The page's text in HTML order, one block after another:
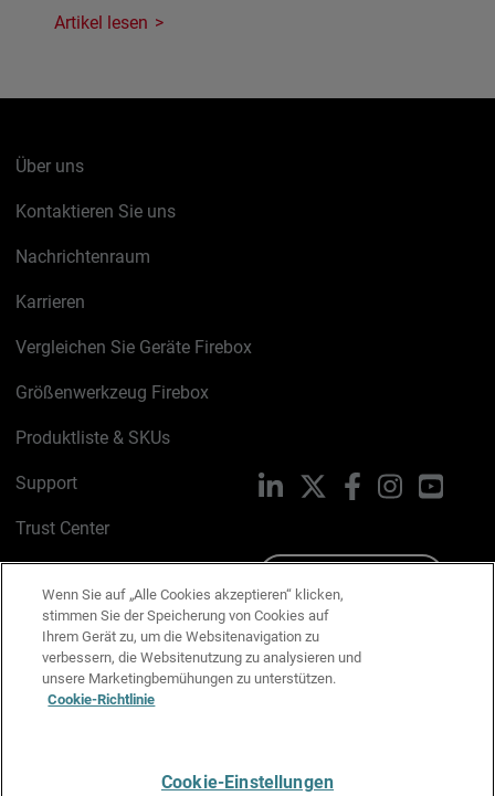
Artikel lesen
Über uns
Kontaktieren Sie uns
Nachrichtenraum
Karrieren
Vergleichen Sie Geräte Firebox
Größenwerkzeug Firebox
Produktliste & SKUs
Support
Trust Center
Cookie-Richtlinie
Datenschutzrichtlinie
Media & Brand Kit
LinkedIn FacebookInstagram
Wenn Sie auf „Alle Cookies akzeptieren“ klicken,
stimmen Sie der Speicherung von Cookies auf
Ihrem Gerät zu, um die Websitenavigation zu
verbessern, die Websitenutzung zu analysieren und
unsere Marketingbemühungen zu unterstützen.
Cookie-Richtlinie
Cookie-Einstellungen